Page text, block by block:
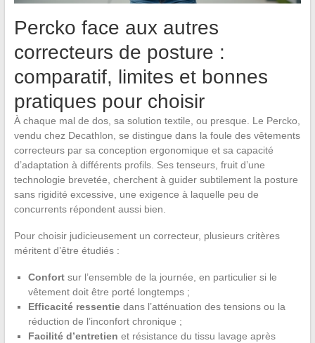
Percko face aux autres
correcteurs de posture :
comparatif, limites et bonnes
pratiques pour choisir
À chaque mal de dos, sa solution textile, ou presque. Le Percko,
vendu chez Decathlon, se distingue dans la foule des vêtements
correcteurs par sa conception ergonomique et sa capacité
d’adaptation à différents profils. Ses tenseurs, fruit d’une
technologie brevetée, cherchent à guider subtilement la posture
sans rigidité excessive, une exigence à laquelle peu de
concurrents répondent aussi bien.
Pour choisir judicieusement un correcteur, plusieurs critères
méritent d’être étudiés :
Confortsur l’ensemble de la journée, en particulier si le
vêtement doit être porté longtemps ;
Efficacité ressentiedans l’atténuation des tensions ou la
réduction de l’inconfort chronique ;
Facilité d’entretien et résistance du tissu lavage après